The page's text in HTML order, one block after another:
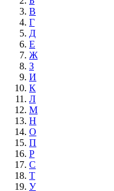
В
Г
Д
Е
Ж
З
И
К
Л
М
Н
О
П
Р
С
Т
У